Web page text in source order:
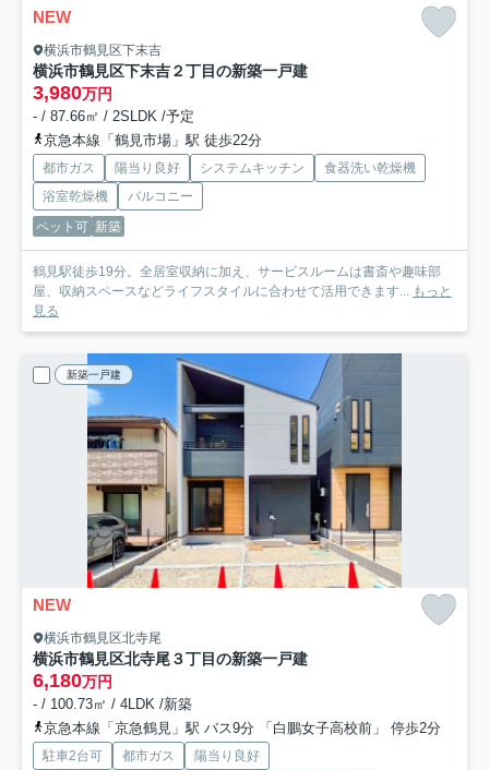
NEW
横浜市鶴見区下末吉
横浜市鶴見区下末吉２丁目の新築一戸建
3,980万円
- / 87.66㎡ / 2SLDK /予定
京急本線「鶴見市場」駅 徒歩22分
都市ガス 陽当り良好 システムキッチン
食器洗い乾燥機
浴室乾燥機
バルコニー
ペット可 新築
鶴見駅徒歩19分。全居室収納に加え、サービスルームは書斎や趣味部
屋、収納スペースなどライフスタイルに合わせて活用できます... もっと
見る
新築一戸建
NEW
横浜市鶴見区北寺尾
横浜市鶴見区北寺尾３丁目の新築一戸建
6,180万円
- / 100.73㎡ / 4LDK /新築
京急本線「京急鶴見」駅 バス9分 「白鵬女子高校前」 停歩2分
駐車2台可 都市ガス
陽当り良好